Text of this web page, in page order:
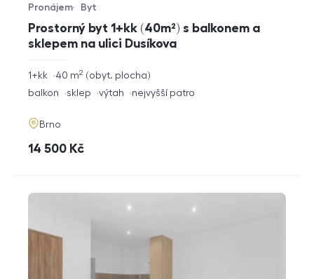
Prostorný byt 1+kk (40m²) s balkonem a
sklepem na ulici Dusíkova
Typ nabídky
Pronájem
Typ nemovitosti
Byt
rozměry
1+kk obyt. plocha
40 m2
funkce
balkon sklep výtah nejvyšší patro
adresa
Brno
cena
14 500 Kč